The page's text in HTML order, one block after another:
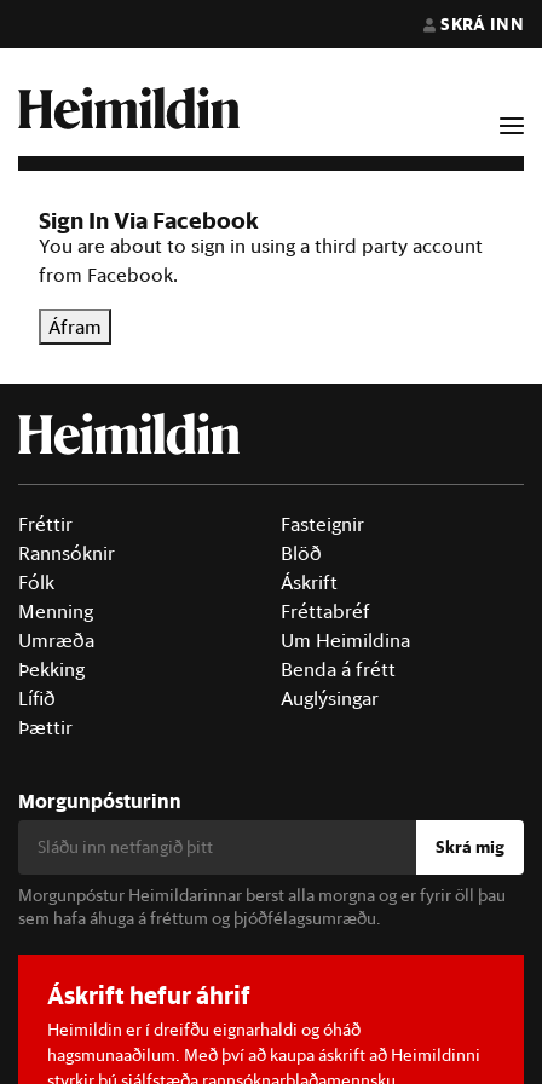
SKRÁ INN
Sign In Via Facebook
You are about to sign in using a third party account
from Facebook.
Áfram
Fréttir
Rannsóknir
Fólk
Menning
Umræða
Þekking
Lífið
Þættir
Fasteignir
Blöð
Áskrift
Fréttabréf
Um Heimildina
Benda á frétt
Auglýsingar
Morgunpósturinn
Skrá mig
Morgunpóstur Heimildarinnar berst alla morgna og er fyrir öll þau
sem hafa áhuga á fréttum og þjóðfélagsumræðu.
Áskrift hefur áhrif
Heimildin er í dreifðu eignarhaldi og óháð
hagsmunaaðilum. Með því að kaupa áskrift að Heimildinni